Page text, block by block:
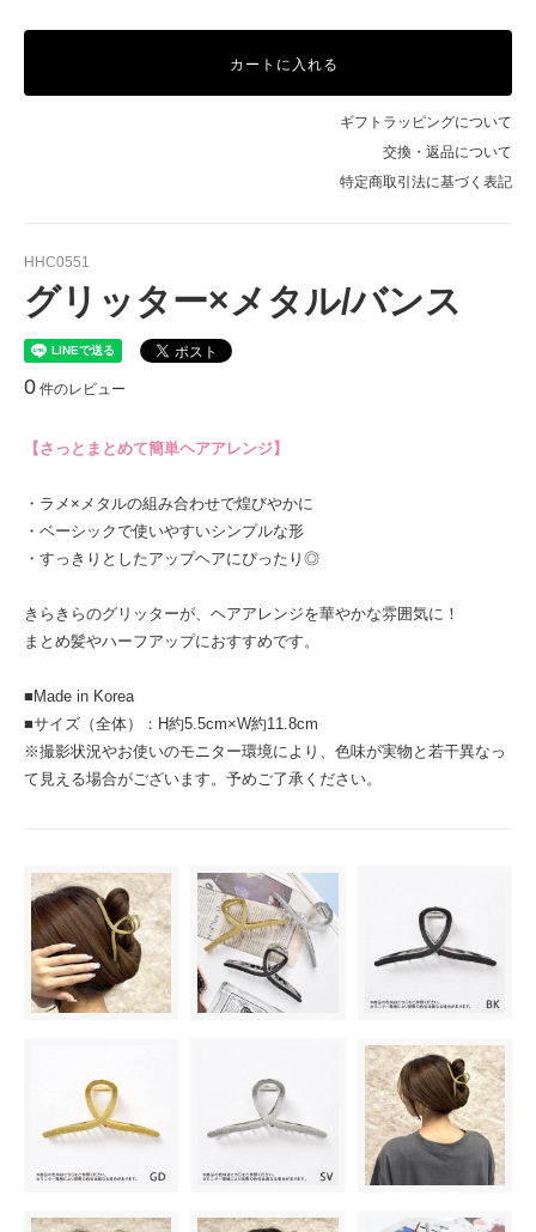
カートに入れる
ギフトラッピングについて
交換・返品について
特定商取引法に基づく表記
HHC0551
グリッター×メタル/バンス
0 件のレビュー
【さっとまとめて簡単ヘアアレンジ】
・ラメ×メタルの組み合わせで煌びやかに
・ベーシックで使いやすいシンプルな形
・すっきりとしたアップヘアにぴったり◎
きらきらのグリッターが、ヘアアレンジを華やかな雰囲気に！
まとめ髪やハーフアップにおすすめです。
■Made in Korea
■サイズ（全体）：H約5.5cm×W約11.8cm
※撮影状況やお使いのモニター環境により、色味が実物と若干異なっ
て見える場合がございます。予めご了承ください。